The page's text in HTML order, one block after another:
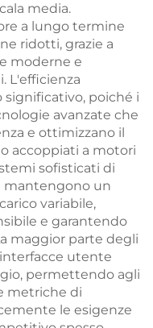
media.
a lungo termine
ridotti, grazie a
moderne e
L'efficienza
poiché i
avanzate che
e ottimizzano il
accoppiati a motori
sofisticati di
mantengono un
variabile,
e garantendo
maggior parte degli
utente
permettendo agli
metriche di
le esigenze